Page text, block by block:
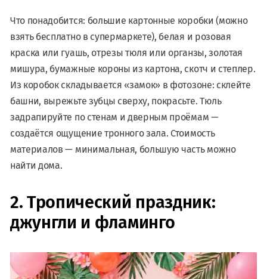
Что понадобится: большие картонные коробки (можно
взять бесплатно в супермаркете), белая и розовая
краска или гуашь, отрезы тюля или органзы, золотая
мишура, бумажные короны из картона, скотч и степлер.
Из коробок складывается «замок» в фотозоне: склейте
башни, вырежьте зубцы сверху, покрасьте. Тюль
задрапируйте по стенам и дверным проёмам —
создаётся ощущение тронного зала. Стоимость
материалов — минимальная, большую часть можно
найти дома.
2. Тропический праздник:
джунгли и фламинго